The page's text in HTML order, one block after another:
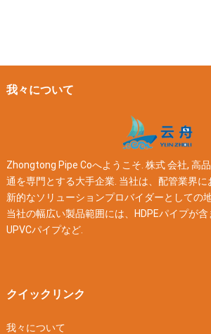
我々について
Zhongtong Pipe Coへようこそ. 株式 会社, 高
通を専門とする大手企業. 当社は、配管業界
新的なソリューションプロバイダーとしての
当社の幅広い製品範囲には、HDPEパイプが
UPVCパイプなど.
クイックリンク
我々について